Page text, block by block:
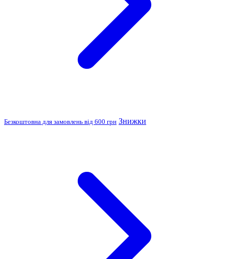
Безкоштовна для замовлень від 600 грн Знижки